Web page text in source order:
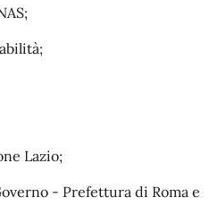
Lazio;
- Prefettura di Roma e